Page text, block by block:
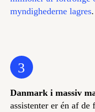
myndighederne lagres.
3
Danmark i massiv
assistenter er én af